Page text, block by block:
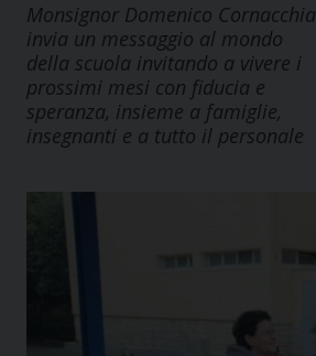
Monsignor Domenico Cornacchia
invia un messaggio al mondo
della scuola invitando a vivere i
prossimi mesi con fiducia e
speranza, insieme a famiglie,
insegnanti e a tutto il personale